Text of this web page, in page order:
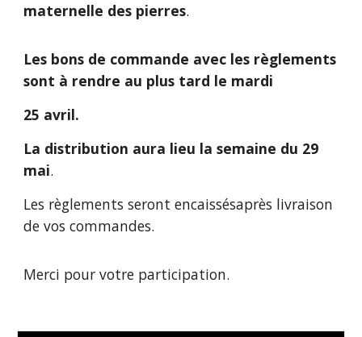
maternelle des pierres.
Les bons de commande avec les règlements
sont à rendre au plus tard le mardi
25 avril.
La distribution aura lieu la semaine du 29
mai.
Les règlements seront encaissésaprès livraison
de vos commandes.
Merci pour votre participation.